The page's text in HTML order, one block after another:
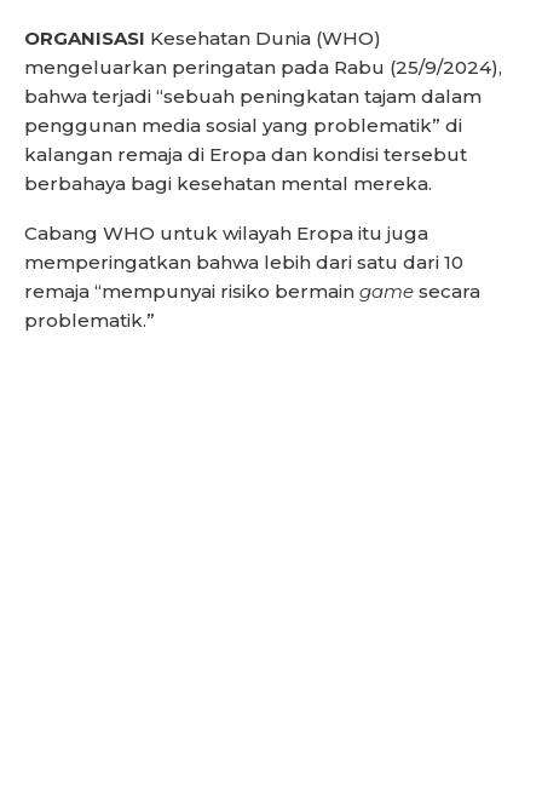
ORGANISASI Kesehatan Dunia (WHO)
mengeluarkan peringatan pada Rabu (25/9/2024),
bahwa terjadi “sebuah peningkatan tajam dalam
penggunan media sosial yang problematik” di
kalangan remaja di Eropa dan kondisi tersebut
berbahaya bagi kesehatan mental mereka.
Cabang WHO untuk wilayah Eropa itu juga
memperingatkan bahwa lebih dari satu dari 10
remaja “mempunyai risiko bermain game secara
problematik.”